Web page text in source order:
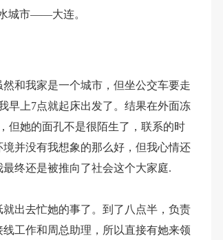
城市——大连。
和我家是一个城市，但坐公交车要走
早上7点就起床出发了。结果在外面冻
但她的面孔不是很陌生了，联系的时
并没有我想象的那么好，但我心情还
终还是被推向了社会这个大家庭.
出去忙她的事了。到了八点半，负责
工作和周总助理，所以直接有她来领